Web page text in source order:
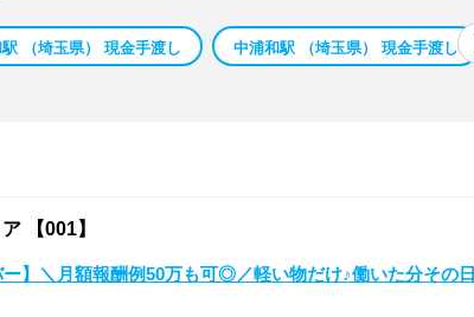
（埼玉県） 現金手渡し 中浦和駅 （埼玉県） 現金手渡し
【001】
ー】＼月額報酬例50万も可◎／軽い物だけ♪働いた分その日